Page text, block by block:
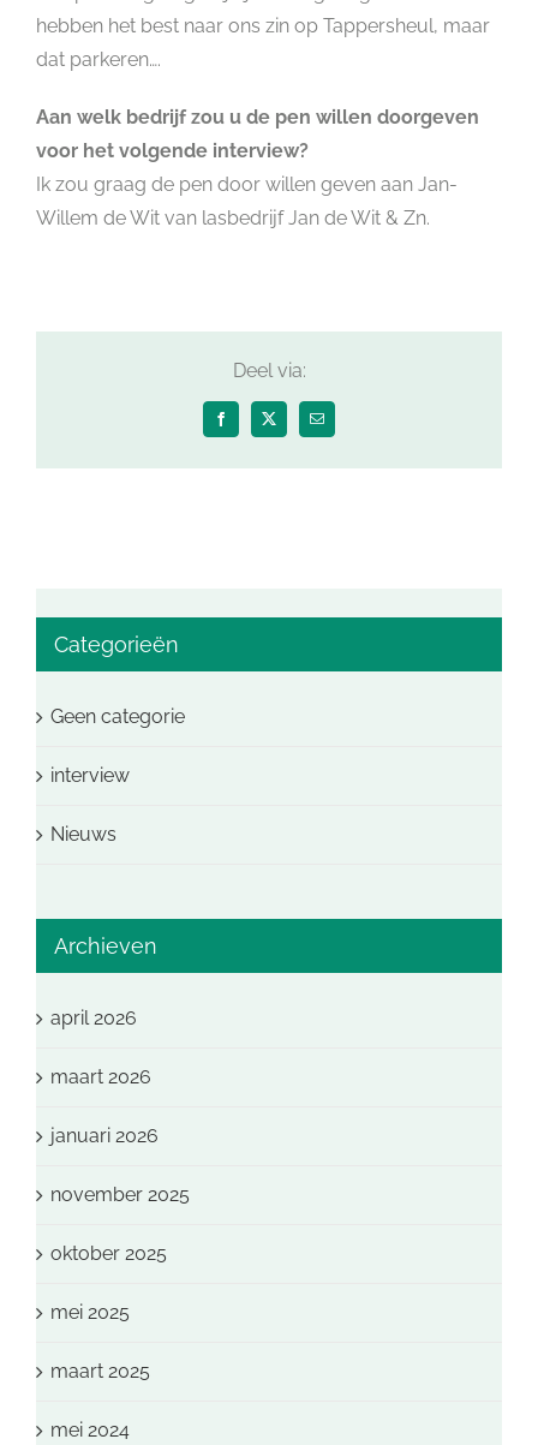
hebben het best naar ons zin op Tappersheul, maar
dat parkeren….
Aan welk bedrijf zou u de pen willen doorgeven
voor het volgende interview?
Ik zou graag de pen door willen geven aan Jan-
Willem de Wit van lasbedrijf Jan de Wit & Zn.
Deel via:
Facebook
X
E-
mail
Categorieën
Geen categorie
interview
Nieuws
Archieven
april 2026
maart 2026
januari 2026
november 2025
oktober 2025
mei 2025
maart 2025
mei 2024